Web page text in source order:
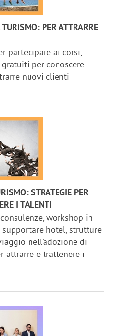
PER ATTRARRE
partecipare ai corsi,
per conoscere
nuovi clienti
STRATEGIE PER
I TALENTI
workshop in
supportare hotel, strutture
nell’adozione di
attrarre e trattenere i